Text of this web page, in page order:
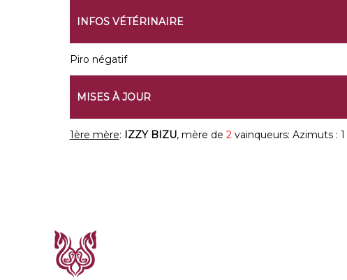
INFOS VÉTÉRINAIRE
Piro négatif
MISES À JOUR
1ère mère: IZZY BIZU, mère de 2vainqueurs: Azimuts : 1